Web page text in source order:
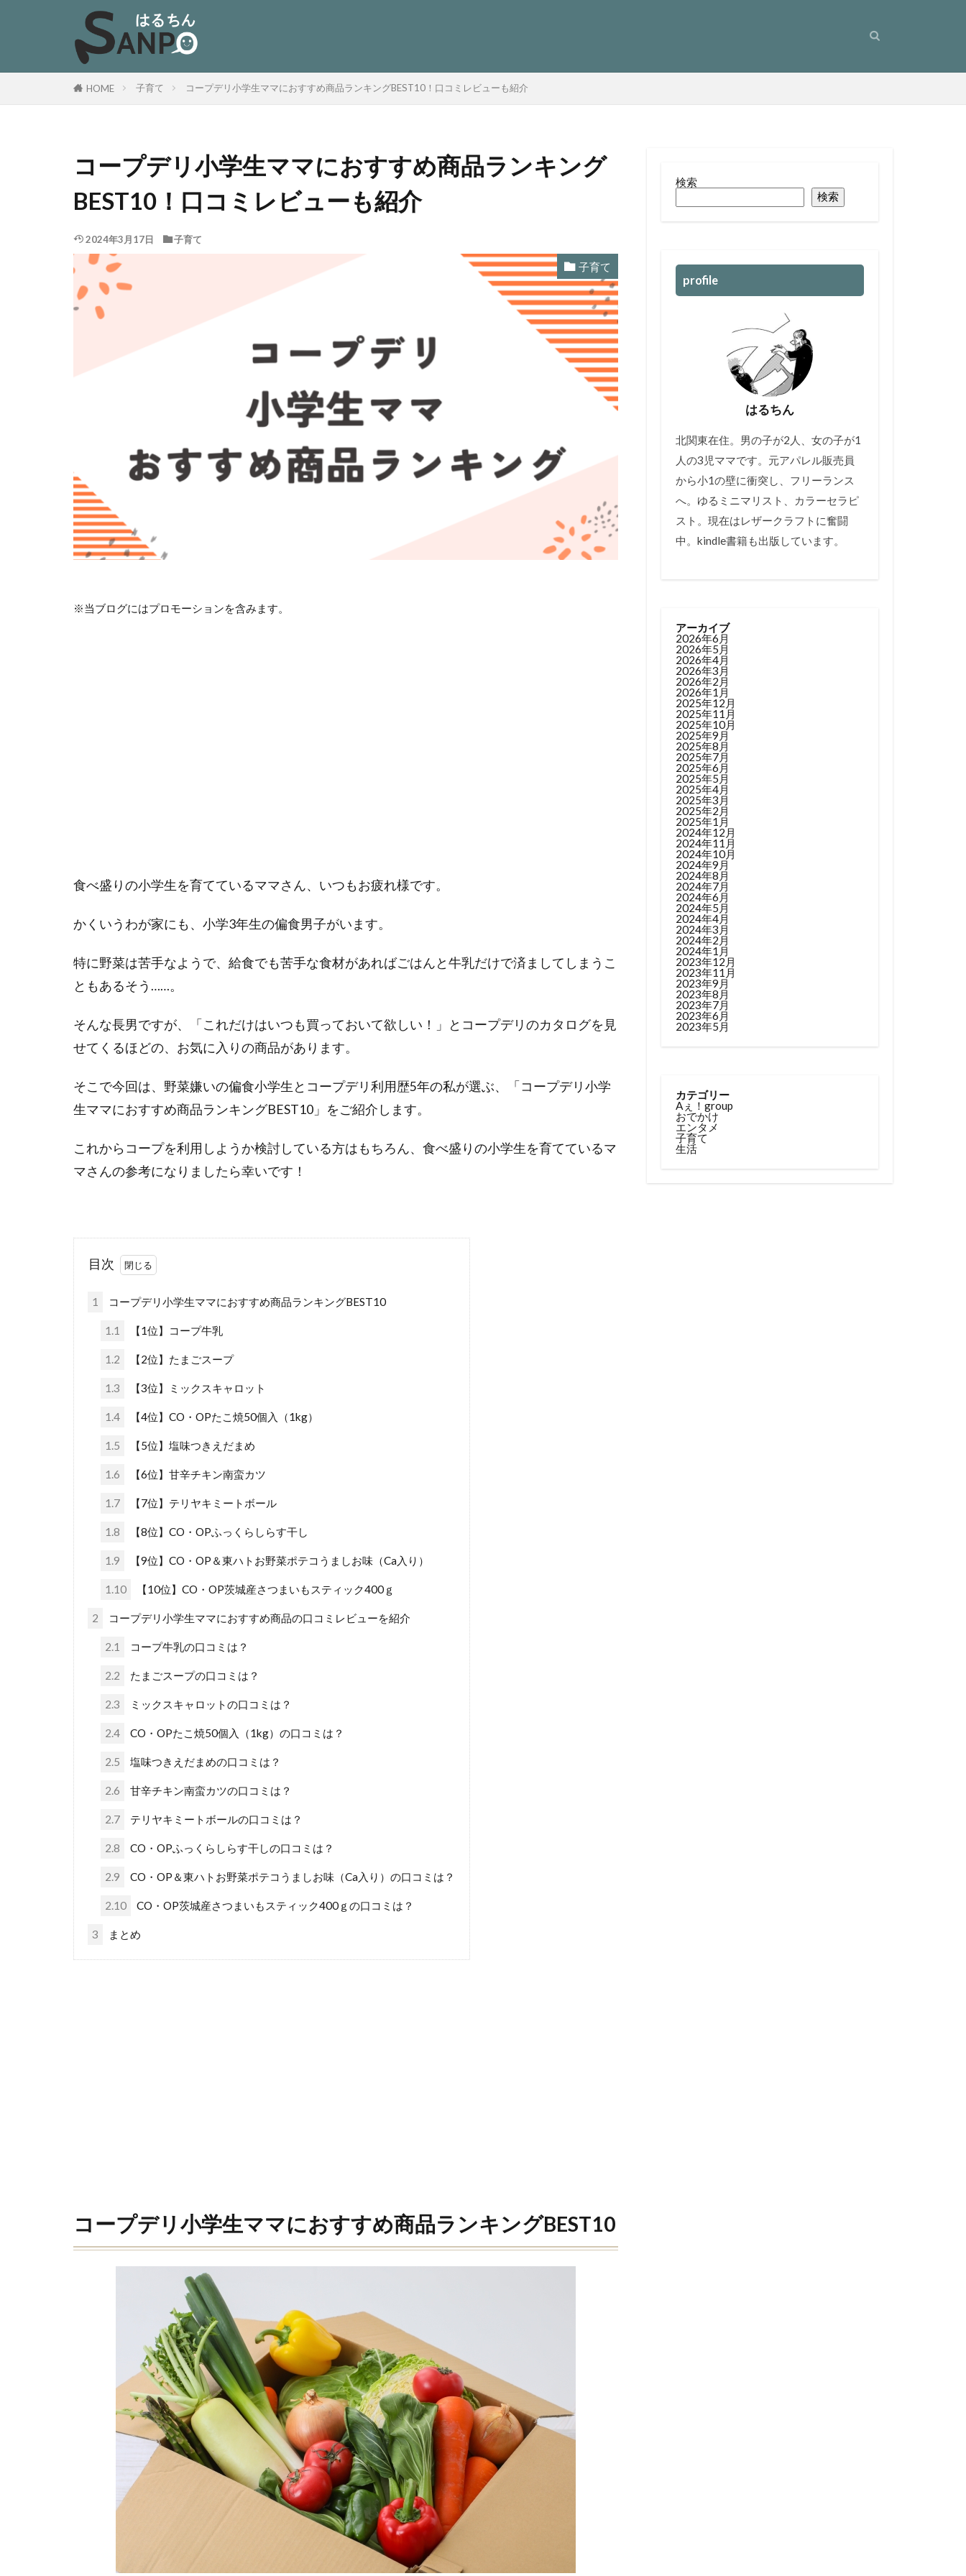
HOME 子育て コープデリ小学生ママにおすすめ商品ランキングBEST10！口コミレビューも紹介
コープデリ小学生ママにおすすめ商品ランキング
BEST10！口コミレビューも紹介
2024年3月17日 子育て
子育て
※当ブログにはプロモーションを含みます。
食べ盛りの小学生を育てているママさん、いつもお疲れ様です。
かくいうわが家にも、小学3年生の偏食男子がいます。
特に野菜は苦手なようで、給食でも苦手な食材があればごはんと牛乳だけで済ましてしまうこ
ともあるそう……。
そんな長男ですが、「これだけはいつも買っておいて欲しい！」とコープデリのカタログを見
せてくるほどの、お気に入りの商品があります。
そこで今回は、野菜嫌いの偏食小学生とコープデリ利用歴5年の私が選ぶ、「コープデリ小学
生ママにおすすめ商品ランキングBEST10」をご紹介します。
これからコープを利用しようか検討している方はもちろん、食べ盛りの小学生を育てているマ
マさんの参考になりましたら幸いです！
目次
1 コープデリ小学生ママにおすすめ商品ランキングBEST10
1.1 【1位】コープ牛乳
1.2 【2位】たまごスープ
1.3 【3位】ミックスキャロット
1.4 【4位】CO・OPたこ焼50個入（1kg）
1.5 【5位】塩味つきえだまめ
1.6 【6位】甘辛チキン南蛮カツ
1.7 【7位】テリヤキミートボール
1.8 【8位】CO・OPふっくらしらす干し
1.9 【9位】CO・OP＆東ハトお野菜ポテコうましお味（Ca入り）
1.10 【10位】CO・OP茨城産さつまいもスティック400ｇ
2 コープデリ小学生ママにおすすめ商品の口コミレビューを紹介
2.1 コープ牛乳の口コミは？
2.2 たまごスープの口コミは？
2.3 ミックスキャロットの口コミは？
2.4 CO・OPたこ焼50個入（1kg）の口コミは？
2.5 塩味つきえだまめの口コミは？
2.6 甘辛チキン南蛮カツの口コミは？
2.7 テリヤキミートボールの口コミは？
2.8 CO・OPふっくらしらす干しの口コミは？
2.9 CO・OP＆東ハトお野菜ポテコうましお味（Ca入り）の口コミは？
2.10 CO・OP茨城産さつまいもスティック400ｇの口コミは？
3 まとめ
コープデリ小学生ママにおすすめ商品ランキングBEST10
検索
検索
profile
はるちん
北関東在住。男の子が2人、女の子が1
人の3児ママです。元アパレル販売員
から小1の壁に衝突し、フリーランス
へ。ゆるミニマリスト、カラーセラピ
スト。現在はレザークラフトに奮闘
中。kindle書籍も出版しています。
アーカイブ
2026年6月
2026年5月
2026年4月
2026年3月
2026年2月
2026年1月
2025年12月
2025年11月
2025年10月
2025年9月
2025年8月
2025年7月
2025年6月
2025年5月
2025年4月
2025年3月
2025年2月
2025年1月
2024年12月
2024年11月
2024年10月
2024年9月
2024年8月
2024年7月
2024年6月
2024年5月
2024年4月
2024年3月
2024年2月
2024年1月
2023年12月
2023年11月
2023年9月
2023年8月
2023年7月
2023年6月
2023年5月
カテゴリー
Aぇ！group
おでかけ
エンタメ
子育て
生活